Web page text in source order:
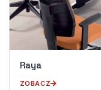
Raya
ZOBACZ